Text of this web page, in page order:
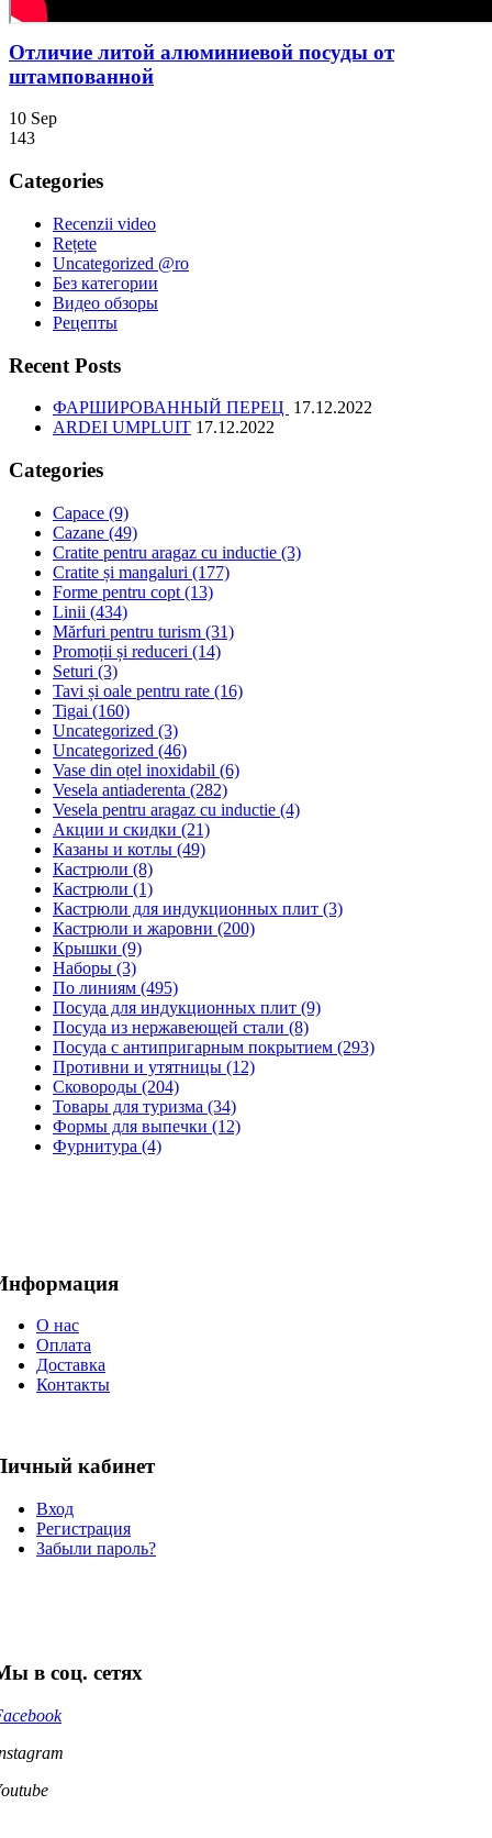
Отличие литой алюминиевой посуды от
штампованной
10 Sep
143
Categories
Recenzii video
Rețete
Uncategorized @ro
Без категории
Видео обзоры
Рецепты
Recent Posts
ФАРШИРОВАННЫЙ ПЕРЕЦ 17.12.2022
ARDEI UMPLUIT 17.12.2022
Categories
Capace (9)
Cazane (49)
Cratite pentru aragaz cu inductie (3)
Cratite și mangaluri (177)
Forme pentru copt (13)
Linii (434)
Mărfuri pentru turism (31)
Promoții și reduceri (14)
Seturi (3)
Tavi și oale pentru rate (16)
Tigai (160)
Uncategorized (3)
Uncategorized (46)
Vase din oțel inoxidabil (6)
Vesela antiaderenta (282)
Vesela pentru aragaz cu inductie (4)
Акции и скидки (21)
Казаны и котлы (49)
Кастрюли (8)
Кастрюли (1)
Кастрюли для индукционных плит (3)
Кастрюли и жаровни (200)
Крышки (9)
Наборы (3)
По линиям (495)
Посуда для индукционных плит (9)
Посуда из нержавеющей стали (8)
Посуда с антипригарным покрытием (293)
Противни и утятницы (12)
Сковороды (204)
Товары для туризма (34)
Формы для выпечки (12)
Фурнитура (4)
О нас
Оплата
Доставка
Контакты
кабинет
Вход
Регистрация
Забыли пароль?
в соц. сетях